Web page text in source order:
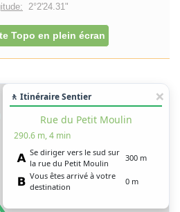
2°2'24.31"
Topo en plein écran
🚶 Itinéraire Sentier
Rue du Petit Moulin
290.6 m, 4 min
Se diriger vers le sud sur
la rue du Petit Moulin
300 m
Vous êtes arrivé à votre
destination
0 m